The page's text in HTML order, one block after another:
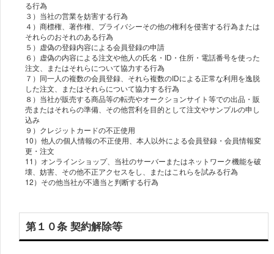
る行為
３）当社の営業を妨害する行為
４）商標権、著作権、プライバシーその他の権利を侵害する行為または
それらのおそれのある行為
５）虚偽の登録内容による会員登録の申請
６）虚偽の内容による注文や他人の氏名・ID・住所・電話番号を使った
注文、またはそれらについて協力する行為
７）同一人の複数の会員登録、それら複数のIDによる正常な利用を逸脱
した注文、またはそれらについて協力する行為
８）当社が販売する商品等の転売やオークションサイト等での出品・販
売またはそれらの準備、その他営利を目的として注文やサンプルの申し
込み
９）クレジットカードの不正使用
10）他人の個人情報の不正使用、本人以外による会員登録・会員情報変
更・注文
11）オンラインショップ、当社のサーバーまたはネットワーク機能を破
壊、妨害、その他不正アクセスをし、またはこれらを試みる行為
12）その他当社が不適当と判断する行為
第１０条 契約解除等